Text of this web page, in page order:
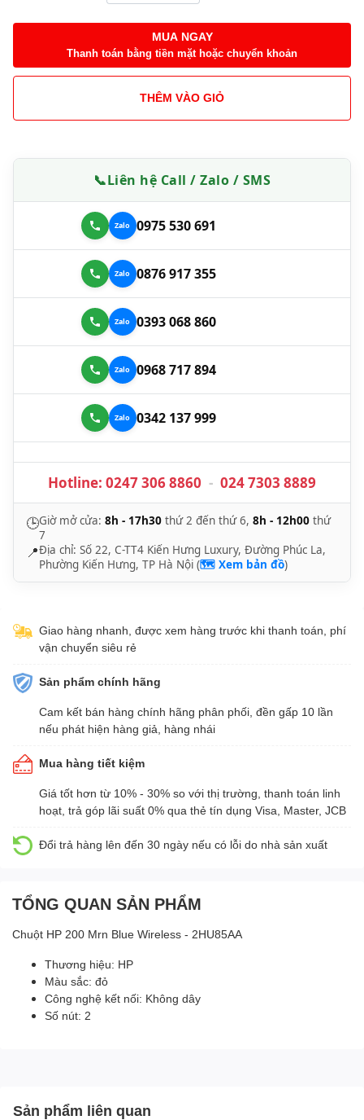
MUA NGAY
Thanh toán bằng tiền mặt hoặc chuyển khoản
THÊM VÀO GIỎ
📞Liên hệ Call / Zalo / SMS
0975 530 691
0876 917 355
0393 068 860
0968 717 894
0342 137 999
Hotline: 0247 306 8860 - 024 7303 8889
🕒Giờ mở cửa: 8h - 17h30 thứ 2 đến thứ 6, 8h - 12h00 thứ
7
📍Địa chỉ: Số 22, C-TT4 Kiến Hưng Luxury, Đường Phúc La,
Phường Kiến Hưng, TP Hà Nội (🗺️ Xem bản đồ)
Giao hàng nhanh, được xem hàng trước khi thanh toán, phí
vận chuyển siêu rẻ
Sản phẩm chính hãng
Cam kết bán hàng chính hãng phân phối, đền gấp 10 lần
nếu phát hiện hàng giả, hàng nhái
Mua hàng tiết kiệm
Giá tốt hơn từ 10% - 30% so với thị trường, thanh toán linh
hoạt, trả góp lãi suất 0% qua thẻ tín dụng Visa, Master, JCB
Đổi trả hàng lên đến 30 ngày nếu có lỗi do nhà sản xuất
TỔNG QUAN SẢN PHẨM
Chuột HP 200 Mrn Blue Wireless - 2HU85AA
Thương hiệu: HP
Màu sắc: đỏ
Công nghệ kết nối: Không dây
Số nút: 2
Sản phẩm liên quan